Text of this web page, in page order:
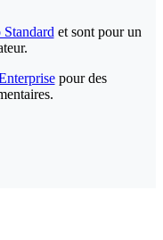
et sont pour un
pour des